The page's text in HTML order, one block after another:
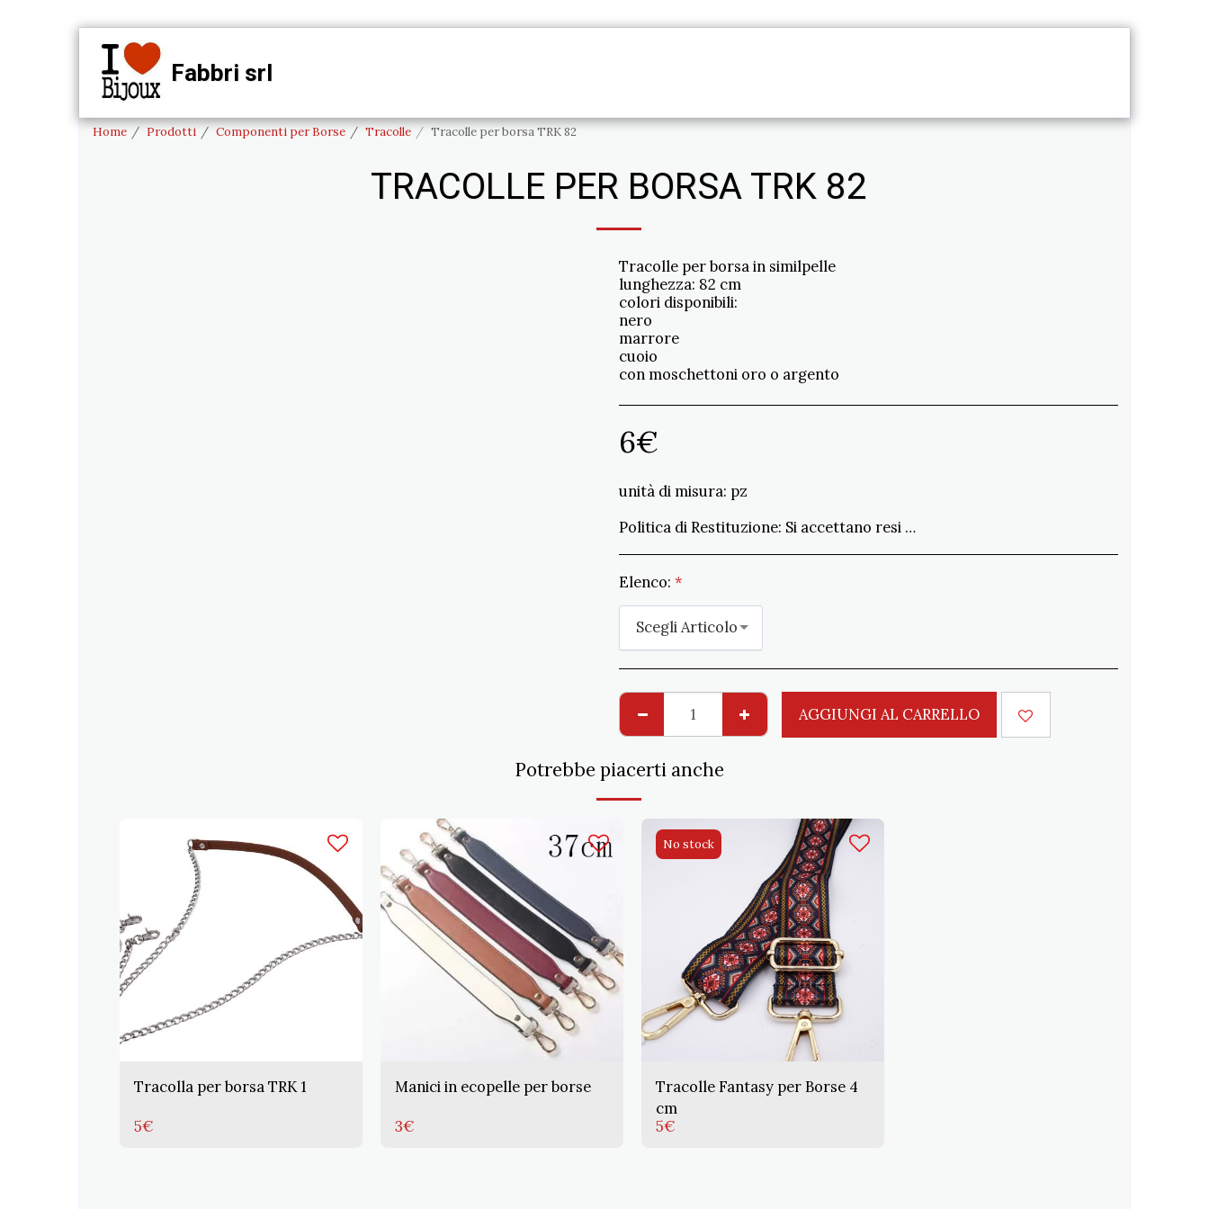
Fabbri srl
Home Prodotti Componenti per Borse Tracolle Tracolle per borsa TRK 82
TRACOLLE PER BORSA TRK 82
Tracolle per borsa in similpelle
lunghezza: 82 cm
colori disponibili:
nero
marrore
cuoio
con moschettoni oro o argento
6€
unità di misura: pz
Politica di Restituzione: Si accettano resi non conformi all&#039;ordine entro 15 gg. Spedizione a carico del Cliente
Elenco: *
Scegli Articolo
AGGIUNGI AL CARRELLO
Potrebbe piacerti anche
Tracolla per borsa TRK 1
5€
Manici in ecopelle per borse
3€
No stock
Tracolle Fantasy per Borse 4
cm
5€